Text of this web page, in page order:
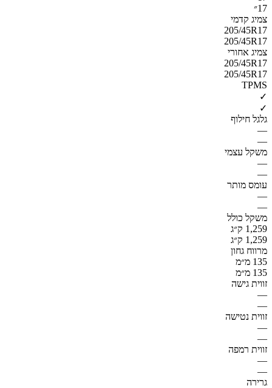
17״
צמיג קדמי
205/45R17
205/45R17
צמיג אחורי
205/45R17
205/45R17
TPMS
✓
✓
גלגל חילוף
—
—
משקל עצמי
—
—
עומס מותר
—
—
משקל כולל
1,259 ק״ג
1,259 ק״ג
מרווח גחון
135 מ״מ
135 מ״מ
זווית גישה
—
—
זווית נטישה
—
—
זווית רמפה
—
—
גרירה